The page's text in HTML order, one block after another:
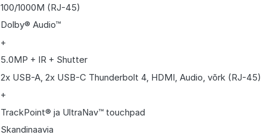
100/1000M (RJ-45)
Dolby® Audio™
+
5.0MP + IR + Shutter
2x USB-A, 2x USB-C Thunderbolt 4, HDMI, Audio, võrk (RJ-45)
+
TrackPoint® ja UltraNav™ touchpad
Skandinaavia